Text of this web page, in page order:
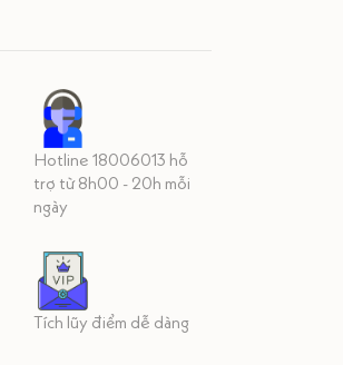
Hotline 18006013 hỗ
trợ từ 8h00 - 20h mỗi
ngày
Tích lũy điểm dễ dàng